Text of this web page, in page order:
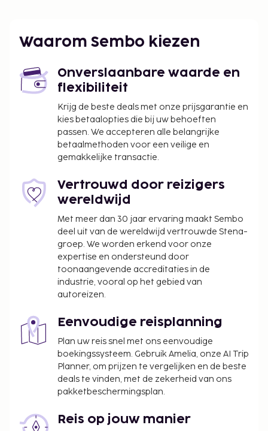
Waarom Sembo kiezen
Onverslaanbare waarde en
flexibiliteit
Krijg de beste deals met onze prijsgarantie en
kies betaalopties die bij uw behoeften
passen. We accepteren alle belangrijke
betaalmethoden voor een veilige en
gemakkelijke transactie.
Vertrouwd door reizigers
wereldwijd
Met meer dan 30 jaar ervaring maakt Sembo
deel uit van de wereldwijd vertrouwde Stena-
groep. We worden erkend voor onze
expertise en ondersteund door
toonaangevende accreditaties in de
industrie, vooral op het gebied van
autoreizen.
Eenvoudige reisplanning
Plan uw reis snel met ons eenvoudige
boekingssysteem. Gebruik Amelia, onze AI Trip
Planner, om prijzen te vergelijken en de beste
deals te vinden, met de zekerheid van ons
pakketbeschermingsplan.
Reis op jouw manier